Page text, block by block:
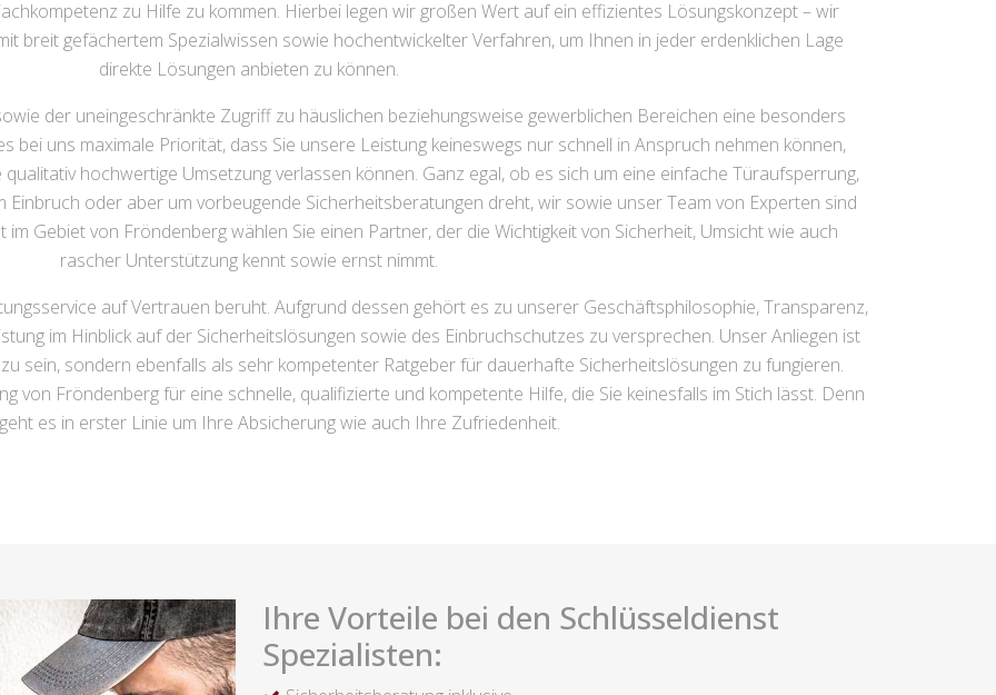
zu Hilfe zu kommen. Hierbei legen wir großen Wert auf ein effizientes Lösungskonzept – wir
breit gefächertem Spezialwissen sowie hochentwickelter Verfahren, um Ihnen in jeder erdenklichen Lage
direkte Lösungen anbieten zu können.
der uneingeschränkte Zugriff zu häuslichen beziehungsweise gewerblichen Bereichen eine besonders
bei uns maximale Priorität, dass Sie unsere Leistung keineswegs nur schnell in Anspruch nehmen können,
hochwertige Umsetzung verlassen können. Ganz egal, ob es sich um eine einfache Türaufsperrung,
oder aber um vorbeugende Sicherheitsberatungen dreht, wir sowie unser Team von Experten sind
Gebiet von Fröndenberg wählen Sie einen Partner, der die Wichtigkeit von Sicherheit, Umsicht wie auch
rascher Unterstützung kennt sowie ernst nimmt.
auf Vertrauen beruht. Aufgrund dessen gehört es zu unserer Geschäftsphilosophie, Transparenz,
im Hinblick auf der Sicherheitslösungen sowie des Einbruchschutzes zu versprechen. Unser Anliegen ist
sein, sondern ebenfalls als sehr kompetenter Ratgeber für dauerhafte Sicherheitslösungen zu fungieren.
von Fröndenberg für eine schnelle, qualifizierte und kompetente Hilfe, die Sie keinesfalls im Stich lässt. Denn
es in erster Linie um Ihre Absicherung wie auch Ihre Zufriedenheit.
Ihre Vorteile bei den Schlüsseldienst
Spezialisten: